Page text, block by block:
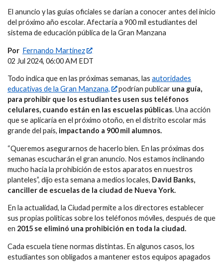
El anuncio y las guías oficiales se darían a conocer antes del inicio
del próximo año escolar. Afectaría a 900 mil estudiantes del
sistema de educación pública de la Gran Manzana
Por Fernando Martínez
02 Jul 2024, 06:00 AM EDT
Todo indica que en las próximas semanas, las autoridades
educativas de la Gran Manzana,
podrían publicar una guía,
para prohibir que los estudiantes usen sus teléfonos
celulares, cuando están en las escuelas públicas. Una acción
que se aplicaría en el próximo otoño, en el distrito escolar más
grande del país, impactando a 900 mil alumnos.
“Queremos asegurarnos de hacerlo bien. En las próximas dos
semanas escucharán el gran anuncio. Nos estamos inclinando
mucho hacia la prohibición de estos aparatos en nuestros
planteles”, dijo esta semana a medios locales, David Banks,
canciller de escuelas de la ciudad de Nueva York.
En la actualidad, la Ciudad permite a los directores establecer
sus propias políticas sobre los teléfonos móviles, después de que
en 2015 se eliminó una prohibición en toda la ciudad.
Cada escuela tiene normas distintas. En algunos casos, los
estudiantes son obligados a mantener estos equipos apagados